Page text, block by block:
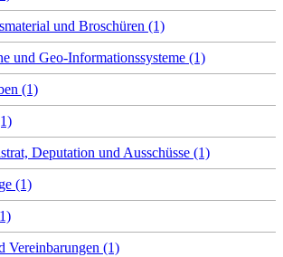
und Broschüren (1)
und Geo-Informationssysteme (1)
(1)
Deputation und Ausschüsse (1)
(1)
Vereinbarungen (1)